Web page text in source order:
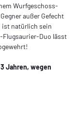
Wurfgeschoss-
außer Gefecht
ist natürlich sein
Flugsaurier-Duo lässt
Jahren, wegen